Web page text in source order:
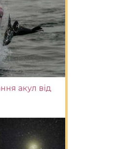
акул від